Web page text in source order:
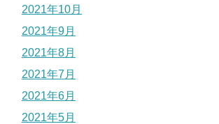
2021年10月
2021年9月
2021年8月
2021年7月
2021年6月
2021年5月